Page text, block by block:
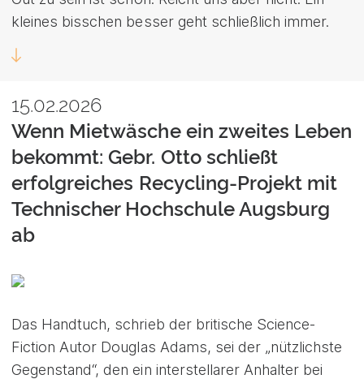
kleines bisschen besser geht schließlich immer.
15.02.2026
Wenn Mietwäsche ein zweites Leben
bekommt: Gebr. Otto schließt
erfolgreiches Recycling-Projekt mit
Technischer Hochschule Augsburg
ab
Das Handtuch, schrieb der britische Science-
Fiction Autor Douglas Adams, sei der „nützlichste
Gegenstand“, den ein interstellarer Anhalter bei